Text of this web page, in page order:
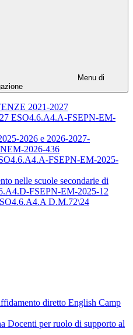
Menu di
2021-2027
ESO4.6.A4.A-FSEPN-EM-
2026 e 2026-2027-
2026-436
FSEPN-EM-2025-
nelle scuole secondarie di
FSEPN-EM-2025-12
D.M.72\24
diretto English Camp
Docenti per ruolo di supporto al